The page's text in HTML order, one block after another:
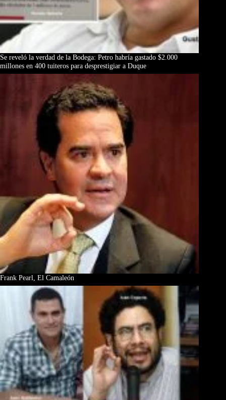
Se reveló la verdad de la Bodega: Petro habría gastado $2.000
millones en 400 tuiteros para desprestigiar a Duque
Frank Pearl, El Camaleón